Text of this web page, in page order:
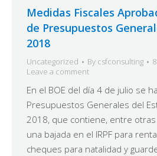
Medidas Fiscales
de Presupuestos
2018
Uncategorized By csfconsulting
Leave a comment
En el BOE del día 4 de julio se
Presupuestos Generales del
2018, que contiene, entre
una bajada en el IRPF para
cheques para natalidad y